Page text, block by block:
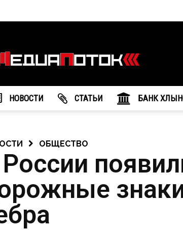
агентство
"МедиаПоток"
НОВОСТИ CТАТЬИ БАНК
ОБЩЕСТВО